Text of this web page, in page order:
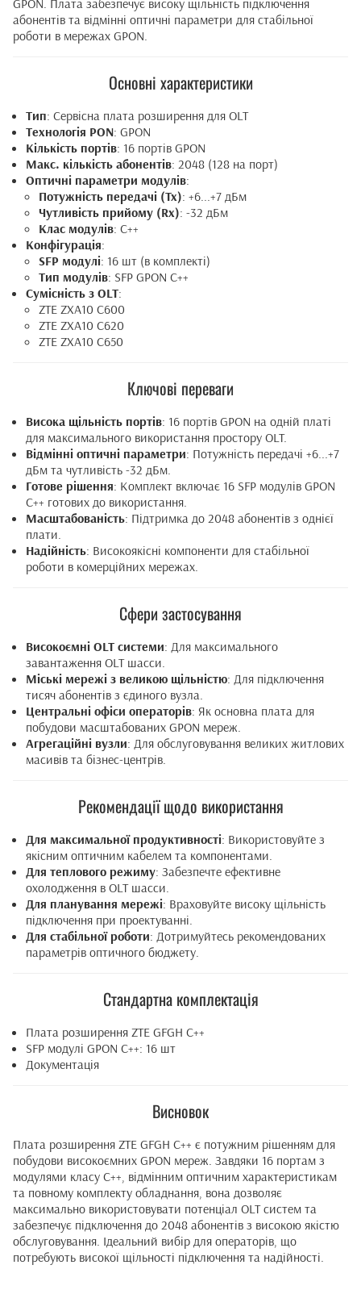
GPON. Плата забезпечує високу щільність підключення
абонентів та відмінні оптичні параметри для стабільної
роботи в мережах GPON.
Основні характеристики
Тип: Сервісна плата розширення для OLT
Технологія PON: GPON
Кількість портів: 16 портів GPON
Макс. кількість абонентів: 2048 (128 на порт)
Оптичні параметри модулів:
Потужність передачі (Tx): +6...+7 дБм
Чутливість прийому (Rx): -32 дБм
Клас модулів: C++
Конфігурація:
SFP модулі: 16 шт (в комплекті)
Тип модулів: SFP GPON C++
Сумісність з OLT:
ZTE ZXA10 C600
ZTE ZXA10 C620
ZTE ZXA10 C650
Ключові переваги
Висока щільність портів: 16 портів GPON на одній платі
для максимального використання простору OLT.
Відмінні оптичні параметри: Потужність передачі +6...+7
дБм та чутливість -32 дБм.
Готове рішення: Комплект включає 16 SFP модулів GPON
C++ готових до використання.
Масштабованість: Підтримка до 2048 абонентів з однієї
плати.
Надійність: Високоякісні компоненти для стабільної
роботи в комерційних мережах.
Сфери застосування
Високоємні OLT системи: Для максимального
завантаження OLT шасси.
Міські мережі з великою щільністю: Для підключення
тисяч абонентів з єдиного вузла.
Центральні офіси операторів: Як основна плата для
побудови масштабованих GPON мереж.
Агрегаційні вузли: Для обслуговування великих житлових
масивів та бізнес-центрів.
Рекомендації щодо використання
Для максимальної продуктивності: Використовуйте з
якісним оптичним кабелем та компонентами.
Для теплового режиму: Забезпечте ефективне
охолодження в OLT шасси.
Для планування мережі: Враховуйте високу щільність
підключення при проектуванні.
Для стабільної роботи: Дотримуйтесь рекомендованих
параметрів оптичного бюджету.
Стандартна комплектація
Плата розширення ZTE GFGH C++
SFP модулі GPON C++: 16 шт
Документація
Висновок
Плата розширення ZTE GFGH C++ є потужним рішенням для
побудови високоємних GPON мереж. Завдяки 16 портам з
модулями класу C++, відмінним оптичним характеристикам
та повному комплекту обладнання, вона дозволяє
максимально використовувати потенціал OLT систем та
забезпечує підключення до 2048 абонентів з високою якістю
обслуговування. Ідеальний вибір для операторів, що
потребують високої щільності підключення та надійності.